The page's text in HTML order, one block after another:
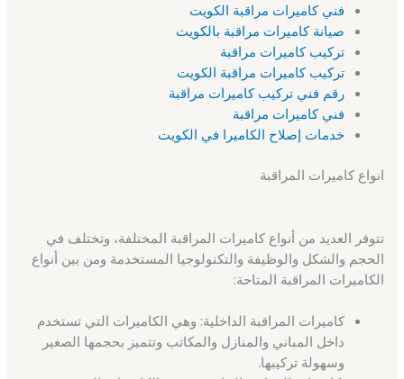
فني كاميرات مراقبة الكويت
صيانة كاميرات مراقبة بالكويت
تركيب كاميرات مراقبة
تركيب كاميرات مراقبة الكويت
رقم فني تركيب كاميرات مراقبة
فني كاميرات مراقبة
خدمات إصلاح الكاميرا في الكويت
انواع كاميرات المراقبة
تتوفر العديد من أنواع كاميرات المراقبة المختلفة، وتختلف في
الحجم والشكل والوظيفة والتكنولوجيا المستخدمة ومن بين أنواع
الكاميرات المراقبة المتاحة:
كاميرات المراقبة الداخلية: وهي الكاميرات التي تستخدم
داخل المباني والمنازل والمكاتب وتتميز بحجمها الصغير
وسهولة تركيبها.